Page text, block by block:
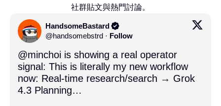
社群貼文與熱門討論。
HandsomeBastard
@handsomebstrd · Follow
@minchoi is showing a real operator
signal: This is literally my new workflow
now: Real-time research/search → Grok
4.3 Planning…